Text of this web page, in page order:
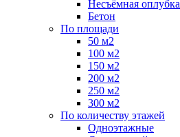
Несъёмная оплубка
Бетон
По площади
50 м2
100 м2
150 м2
200 м2
250 м2
300 м2
По количеству этажей
Одноэтажные